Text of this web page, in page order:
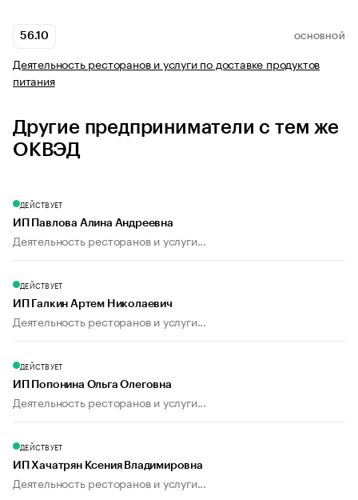
56.10 ОСНОВНОЙ
Деятельность ресторанов и услуги по доставке продуктов
питания
Другие предприниматели с тем же
ОКВЭД
ДЕЙСТВУЕТ
ИП Павлова Алина Андреевна
Деятельность ресторанов и услуги...
ДЕЙСТВУЕТ
ИП Галкин Артем Николаевич
Деятельность ресторанов и услуги...
ДЕЙСТВУЕТ
ИП Попонина Ольга Олеговна
Деятельность ресторанов и услуги...
ДЕЙСТВУЕТ
ИП Хачатрян Ксения Владимировна
Деятельность ресторанов и услуги...